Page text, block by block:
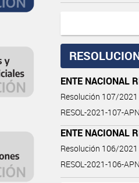
ENTE NACIONAL
Resolución 107/2021
RESOL-2021-107-
ENTE NACIONAL
Resolución 106/2021
RESOL-2021-106-